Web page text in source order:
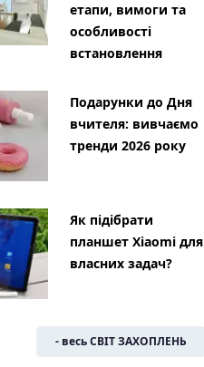
етапи, вимоги та
особливості
встановлення
Подарунки до Дня
вчителя: вивчаємо
тренди 2026 року
Як підібрати
планшет Xiaomi для
власних задач?
- весь СВІТ ЗАХОПЛЕНЬ